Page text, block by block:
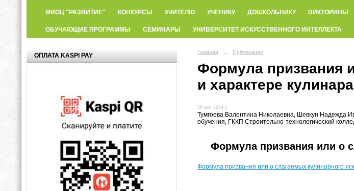
МИОЦ "РАЗВИТИЕ" КОНКУРСЫ УЧИТЕЛЮ УЧЕНИКУ ДОШКОЛЬНИКУ ВИКТОРИНЫ
ОБУЧАЮЩИЕ ПРОГРАММЫ СЕМИНАРЫ УНИВЕРСИТЕТ ИСКУССТВЕННОГО ИНТЕЛЛЕКТА
ОПЛАТА KASPI PAY Главная → Публикации
Формула призвания
и характере кулинара
28 мая 2024 г.
Тумгоева Валентина Николаевна, Шевкун Надежда
обучения, ГККП Строительно-технологический
Формула призвания или о
Формула призвания или о слагаемых кулинарного